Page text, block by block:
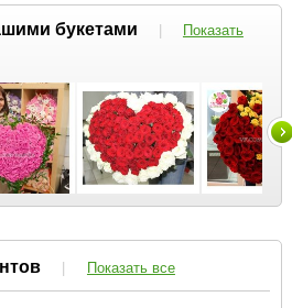
букетами |
Показать
| Показать все